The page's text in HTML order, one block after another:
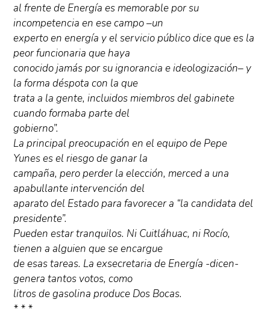
al frente de Energía es memorable por su
incompetencia en ese campo –un
experto en energía y el servicio público dice que es la
peor funcionaria que haya
conocido jamás por su ignorancia e ideologización– y
la forma déspota con la que
trata a la gente, incluidos miembros del gabinete
cuando formaba parte del
gobierno”.
La principal preocupación en el equipo de Pepe
Yunes es el riesgo de ganar la
campaña, pero perder la elección, merced a una
apabullante intervención del
aparato del Estado para favorecer a “la candidata del
presidente”.
Pueden estar tranquilos. Ni Cuitláhuac, ni Rocío,
tienen a alguien que se encargue
de esas tareas. La exsecretaria de Energía -dicen-
genera tantos votos, como
litros de gasolina produce Dos Bocas.
* * *